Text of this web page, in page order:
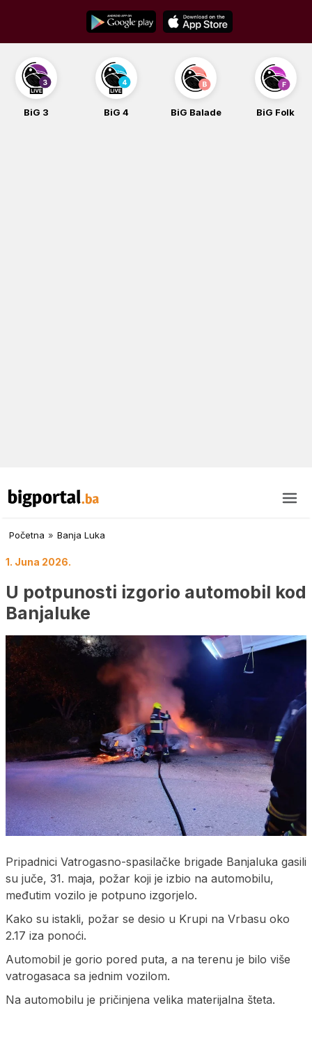
content
BiG 3 BiG 4 BiG Balade BiG Folk
Početna » Banja Luka
1. Juna 2026.
U potpunosti izgorio automobil kod
Banjaluke
Pripadnici Vatrogasno-spasilačke brigade Banjaluka gasili
su juče, 31. maja, požar koji je izbio na automobilu,
međutim vozilo je potpuno izgorjelo.
Kako su istakli, požar se desio u Krupi na Vrbasu oko
2.17 iza ponoći.
Automobil je gorio pored puta, a na terenu je bilo više
vatrogasaca sa jednim vozilom.
Na automobilu je pričinjena velika materijalna šteta.